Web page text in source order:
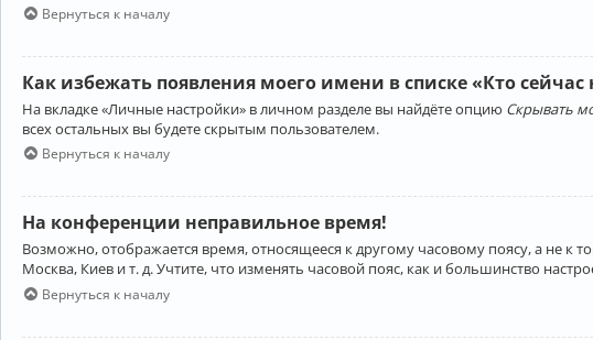
Вернуться к началу
Как избежать появления моего имени в списке «Кто
На вкладке «Личные настройки» в личном разделе вы найдёте опцию Скрывать
всех остальных вы будете скрытым пользователем.
Вернуться к началу
На конференции неправильное время!
Возможно, отображается время, относящееся к другому часовому поясу, а не к
Москва, Киев и т. д. Учтите, что изменять часовой пояс, как и большинство
Вернуться к началу